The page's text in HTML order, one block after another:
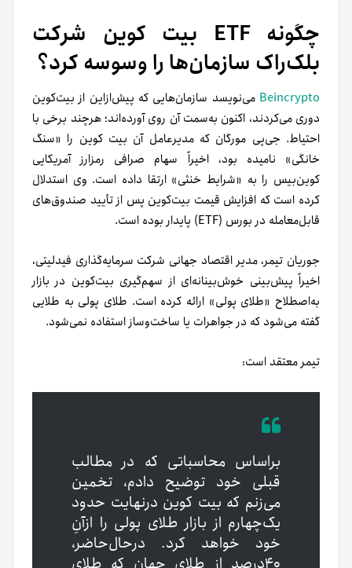
چگونه ETF بیت کوین شرکت
بلک‌راک سازمان‌ها را وسوسه کرد؟
Beincrypto می‌نویسد سازمان‌هایی که پیش‌از‌این از بیت‌کوین
دوری می‌کردند، اکنون به‌سمت آن روی آورده‌اند؛ هرچند برخی با
احتیاط. جی‌پی مورگان که مدیرعامل آن بیت کوین را «سنگ
خانگی» نامیده بود، اخیراً سهام صرافی رمزارز آمریکایی
کوین‌بیس را به «شرایط خنثی» ارتقا داده است. وی استدلال
کرده است که افزایش قیمت بیت‌کوین پس از تأیید صندوق‌های
قابل‌معامله در بورس (ETF) پایدار بوده است.
جوریان تیمر، مدیر اقتصاد جهانی شرکت سرمایه‌گذاری فیدلیتی،
اخیراً پیش‌بینی خوش‌بینانه‌ای از سهم‌گیری بیت‌کوین در بازار
به‌اصطلاح «طلای پولی» ارائه کرده است. طلای پولی به طلایی
گفته می‌شود که در جواهرات یا ساخت‌وساز استفاده نمی‌شود.
تیمر معتقد است:
بر‌اساس محاسباتی که در مطالب
قبلی خود توضیح دادم، تخمین
می‌زنم که بیت کوین در‌نهایت حدود
یک‌چهارم از بازار طلای پولی را ازآنِ
خود خواهد کرد. در‌حال‌حاضر،